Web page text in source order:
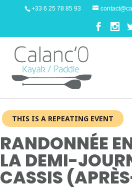
+33 6 25 78 85 93
THIS IS A REPEATING EVENT
RANDONNÉE
LA DEMI-
CASSIS